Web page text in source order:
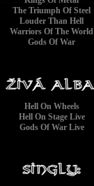
The Triumph Of Steel
Louder Than Hell
Warriors Of The World
Gods Of War
Hell On Wheels
Hell On Stage Live
Gods Of War Live